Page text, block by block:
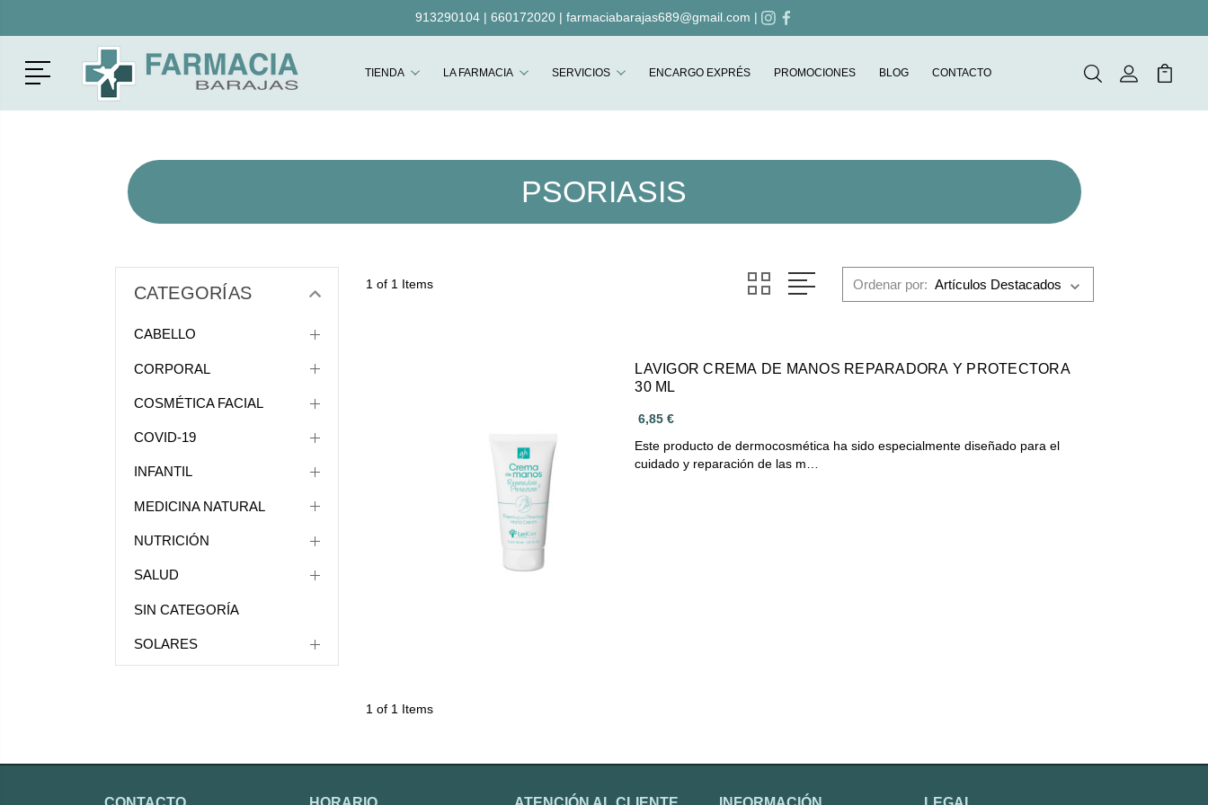
913290104| 660172020| farmaciabarajas689@gmail.com |
Menú TIENDA LA FARMACIA SERVICIOS ENCARGO EXPRÉS PROMOCIONES BLOG CONTACTO BuscarMi Cuenta
Mi
PSORIASIS
CATEGORÍAS
CABELLO
CORPORAL
COSMÉTICA FACIAL
COVID-19
INFANTIL
MEDICINA NATURAL
NUTRICIÓN
SALUD
SIN CATEGORÍA
SOLARES
1 of 1 Items Ordenar por:
LAVIGOR CREMA DE MANOS REPARADORA Y PROTECTORA
30 ML
6,85 €
Este producto de dermocosmética ha sido especialmente diseñado para el
cuidado y reparación de las m…
1 of 1 Items